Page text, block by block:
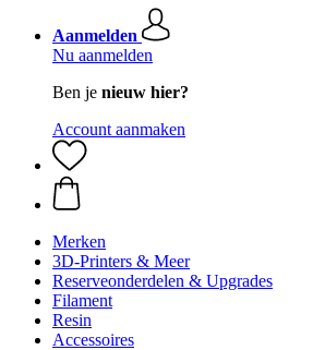
Aanmelden
Nu aanmelden
Ben je nieuw hier?
Account aanmaken
Merken
3D-Printers & Meer
Reserveonderdelen & Upgrades
Filament
Resin
Accessoires